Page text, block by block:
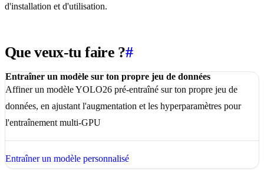
d'installation et d'utilisation.
Que veux-tu faire ?#
Entraîner un modèle sur ton propre jeu de données
Affiner un modèle YOLO26 pré-entraîné sur ton propre jeu de
données, en ajustant l'augmentation et les hyperparamètres pour
l'entraînement multi-GPU
Entraîner un modèle personnalisé